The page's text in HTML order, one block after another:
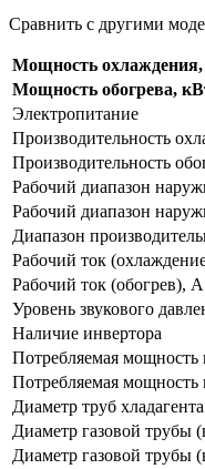
Сравнить с другими
Мощность
Мощность обогрева,
Электропитание
Производительность
Производительность
Рабочий диапазон
Рабочий диапазон
Диапазон
Рабочий ток
Рабочий ток (обогрев), А
Уровень звукового
Наличие инвертора
Потребляемая
Потребляемая мощность
Диаметр труб
Диаметр газовой трубы
Диаметр газовой трубы